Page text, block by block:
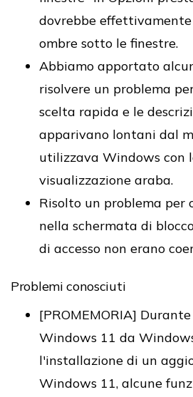
dovrebbe
ombre sotto le finestre.
Abbiamo apportato
risolvere un problema
scelta rapida e le
apparivano lontani dal
utilizzava Windows con
visualizzazione araba.
Risolto un problema per
nella schermata di
di accesso non erano
Problemi conosciuti
[PROMEMORIA]
Windows 11 da
l'installazione di un
Windows 11, alcune